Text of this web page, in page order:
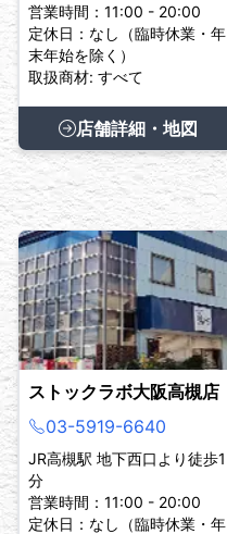
営業時間：11:00 - 20:00
定休日：なし（臨時休業・年
末年始を除く）
取扱商材: すべて
店舗詳細・地図
ストックラボ大阪高槻店
03-5919-6640
JR高槻駅 地下西口より徒歩1
分
営業時間：11:00 - 20:00
定休日：なし（臨時休業・年